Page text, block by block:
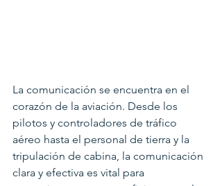
La comunicación se encuentra en el
corazón de la aviación. Desde los
pilotos y controladores de tráfico
aéreo hasta el personal de tierra y la
tripulación de cabina, la comunicación
clara y efectiva es vital para